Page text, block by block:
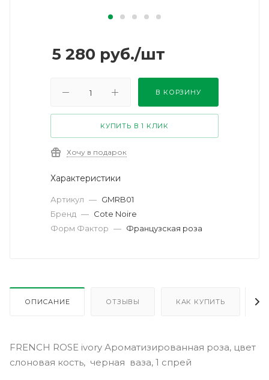
5 280 руб./шт
В КОРЗИНУ
КУПИТЬ В 1 КЛИК
Хочу в подарок
Характеристики
Артикул — GMRB01
Бренд — Cote Noire
Форм Фактор — Французская роза
ОПИСАНИЕ ОТЗЫВЫ КАК КУПИТЬ
FRENCH ROSE ivory Ароматизированная роза, цвет
слоновая кость, черная ваза, 1 спрей